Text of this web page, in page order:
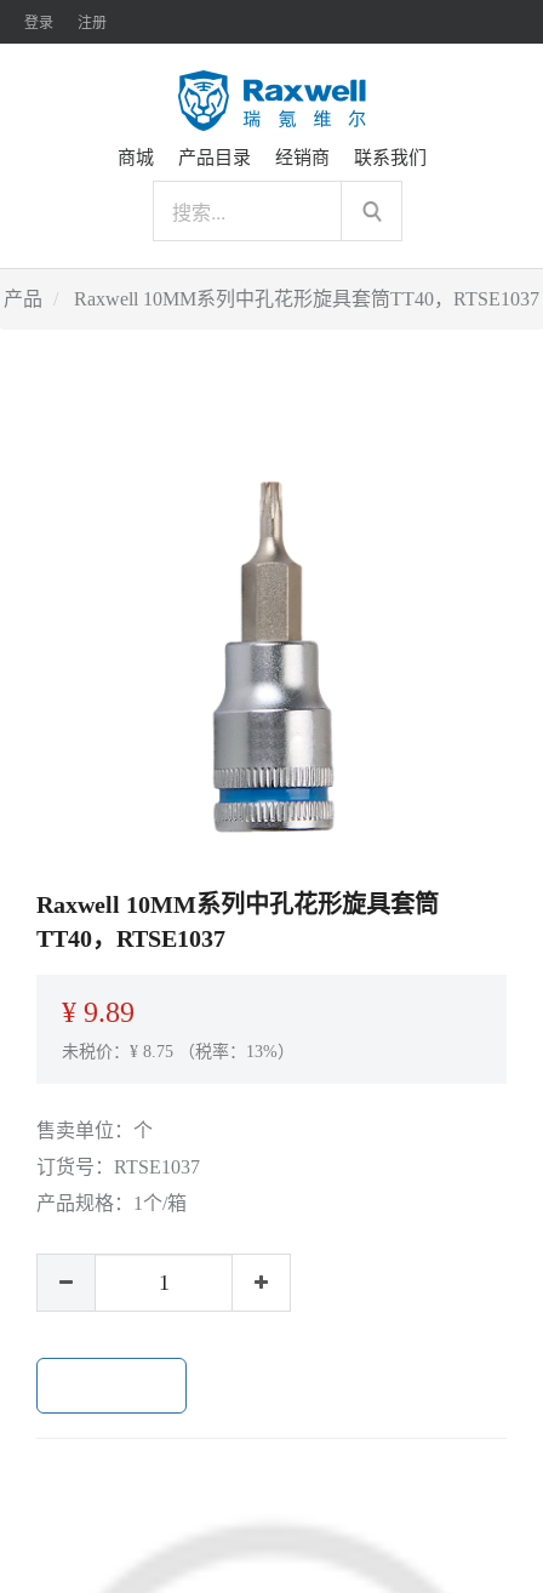
登录 注册
商城 产品目录 经销商 联系我们
产品 Raxwell 10MM系列中孔花形旋具套筒TT40，RTSE1037
Raxwell 10MM系列中孔花形旋具套筒
TT40，RTSE1037
¥ 9.89
未税价：¥ 8.75 （税率：13%）
售卖单位： 个
订货号： RTSE1037
产品规格： 1个/箱